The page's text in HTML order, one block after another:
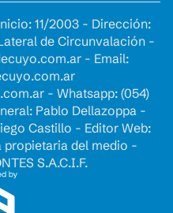
11/2003 - Dirección:
de Circunvalación -
- Email:
- Whatsapp: (054)
Pablo Dellazoppa -
Castillo - Editor Web:
propietaria del medio -
S.A.C.I.F.